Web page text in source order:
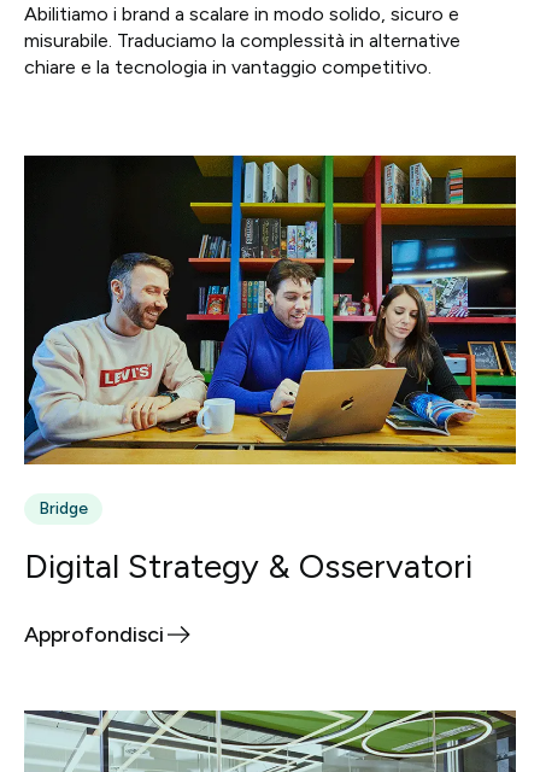
Abilitiamo i brand a scalare in modo solido, sicuro e
misurabile. Traduciamo la complessità in alternative
chiare e la tecnologia in vantaggio competitivo.
Bridge
Digital Strategy & Osservatori
Approfondisci